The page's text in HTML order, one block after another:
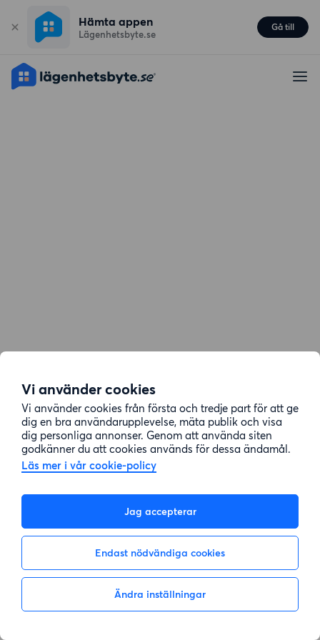
Vi använder cookies
Vi använder cookies från första och tredje part för att ge
dig en bra användarupplevelse, mäta publik och visa
dig personliga annonser. Genom att använda siten
godkänner du att cookies används för dessa ändamål.
Läs mer i vår cookie-policy
Jag accepterar
Endast nödvändiga cookies
Ändra inställningar
Hämta appen
Lägenhetsbyte.se
Gå till